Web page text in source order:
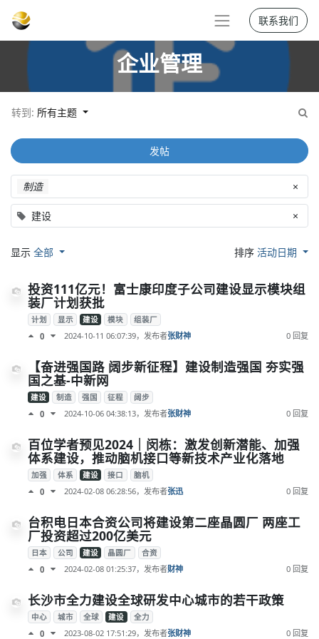
联系我们
企业管理
转到: 所有主题
制造 ×
建设 ×
发帖
显示 全部 排序活动日期
投资111亿元！富士康印度子公司建设显示模块组
装厂计划获批
计划 显示 建设 模块 组装厂
0 2024-10-11 06:07:39，发布者张财神 0 回复
【奋进强国路 阔步新征程】建设制造强国 夯实强
国之基-中新网
建设 制造 强国 征程 阔步
0 2024-10-06 04:38:13，发布者张财神 0 回复
百位学者预见2024｜闵栋：激发创新潜能、加强
体系建设，推动脑机接口等新技术产业化落地
加强 体系 建设 接口 脑机
0 2024-02-08 06:28:56，发布者张迅 0 回复
台积电日本合资公司将建设第二座晶圆厂 两座工
厂投资超过200亿美元
日本 公司 建设 晶圆厂 合资
0 2024-02-08 01:25:37，发布者财神 0 回复
长沙市全力建设全球研发中心城市的若干政策
中心 城市 全球 建设 全力
0 2023-08-02 17:51:29，发布者张财神 0 回复